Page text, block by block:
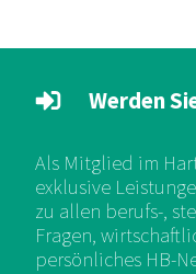
Werden
Als Mitglied im
exklusive
zu allen berufs-,
Fragen,
persönliches HB-